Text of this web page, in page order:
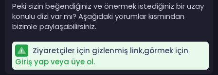
Peki sizin beğendiğiniz ve önermek istediğiniz bir uzay
konulu dizi var mı? Aşağıdaki yorumlar kısmından
bizimle paylaşabilirsiniz.
Ziyaretçiler için gizlenmiş link,görmek için
Giriş yap veya üye ol.